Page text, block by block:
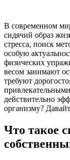
В современном
сидячий образ
стресса, поиск
особую
физических
весом занимают
требуют
действительно
организму?
Что такое